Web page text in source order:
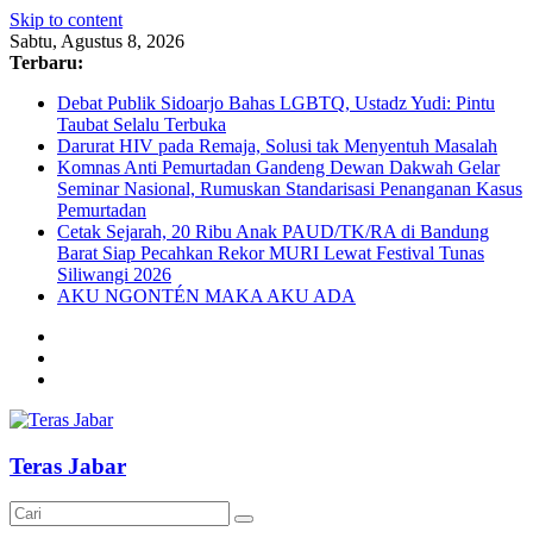
Skip to content
Sabtu, Agustus 8, 2026
Terbaru:
Debat Publik Sidoarjo Bahas LGBTQ, Ustadz Yudi: Pintu
Taubat Selalu Terbuka
Darurat HIV pada Remaja, Solusi tak Menyentuh Masalah
Komnas Anti Pemurtadan Gandeng Dewan Dakwah Gelar
Seminar Nasional, Rumuskan Standarisasi Penanganan Kasus
Pemurtadan
Cetak Sejarah, 20 Ribu Anak PAUD/TK/RA di Bandung
Barat Siap Pecahkan Rekor MURI Lewat Festival Tunas
Siliwangi 2026
AKU NGONTÉN MAKA AKU ADA
Teras Jabar